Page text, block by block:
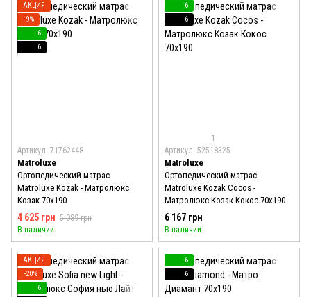
АКЦИЯ
−9%
6
6
Артикул: 71762448
Matroluxe
Ортопедический матрас
Matroluxe Kozak - Матролюкс
Козак 70x190
4 625 грн 5 089 грн
В наличии
6
6
1
Артикул: 52518325
Matroluxe
Ортопедический матрас
Matroluxe Kozak Cocos -
Матролюкс Козак Кокос 70x190
6 167 грн
В наличии
АКЦИЯ
−20%
6
6
6